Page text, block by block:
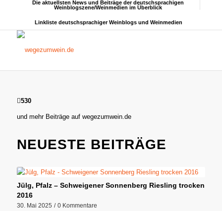
Die aktuellsten News und Beiträge der deutschsprachigen
Weinblogszene/Weinmedien im Überblick
Linkliste deutschsprachiger Weinblogs und Weinmedien
530
und mehr Beiträge auf wegezumwein.de
NEUESTE BEITRÄGE
Jülg, Pfalz – Schweigener Sonnenberg Riesling trocken
2016
30. Mai 2025 / 0 Kommentare